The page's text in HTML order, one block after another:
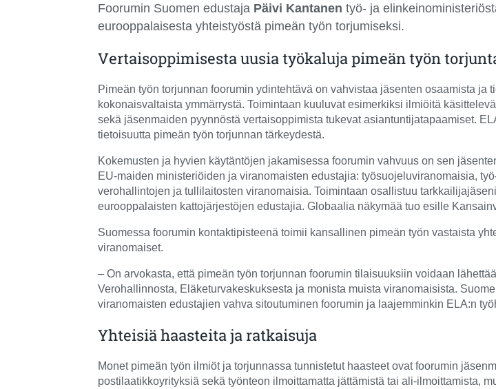
Foorumin Suomen edustaja Päivi Kantanen työ- ja
eurooppalaisesta yhteistyöstä pimeän työn torjumiseksi.
Vertaisoppimisesta uusia työkaluja pimeän työn
Pimeän työn torjunnan foorumin ydintehtävä on vahvistaa jäsenten osaamista
kokonaisvaltaista ymmärrystä. Toimintaan kuuluvat esimerkiksi ilmiöitä
sekä jäsenmaiden pyynnöstä vertaisoppimista tukevat asiantuntijatapaamiset.
tietoisuutta pimeän työn torjunnan tärkeydestä.
Kokemusten ja hyvien käytäntöjen jakamisessa foorumin vahvuus on sen
EU-maiden ministeriöiden ja viranomaisten edustajia: työsuojeluviranomaisia,
verohallintojen ja tullilaitosten viranomaisia. Toimintaan osallistuu
eurooppalaisten kattojärjestöjen edustajia. Globaalia näkymää tuo esille
Suomessa foorumin kontaktipisteenä toimii kansallinen pimeän työn vastaista
viranomaiset.
– On arvokasta, että pimeän työn torjunnan foorumin tilaisuuksiin voidaan
Verohallinnosta, Eläketurvakeskuksesta ja monista muista viranomaisista.
viranomaisten edustajien vahva sitoutuminen foorumin ja laajemminkin ELA:n
Yhteisiä haasteita ja ratkaisuja
Monet pimeän työn ilmiöt ja torjunnassa tunnistetut haasteet ovat foorumin
postilaatikkoyrityksiä sekä työnteon ilmoittamatta jättämistä tai ali‑ilmoittamista,